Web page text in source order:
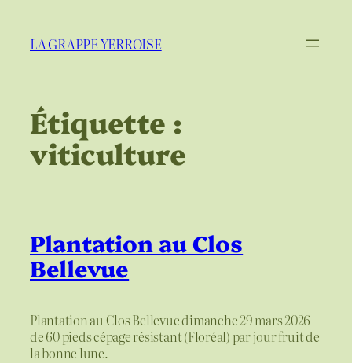
contenu
LA GRAPPE YERROISE
Étiquette :
viticulture
Plantation au Clos
Bellevue
Plantation au Clos Bellevue dimanche 29 mars 2026
de 60 pieds cépage résistant (Floréal) par jour fruit de
la bonne lune.